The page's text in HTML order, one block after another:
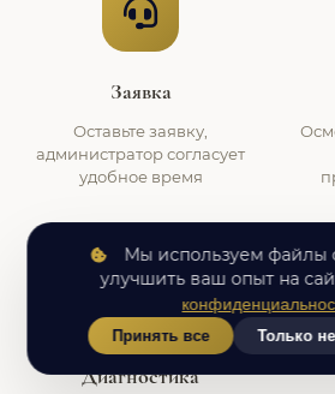
Заявка
Оставьте заявку,
администратор согласует
удобное время
Диагностика
Мы используем файлы
улучшить ваш опыт на
Принять все Только